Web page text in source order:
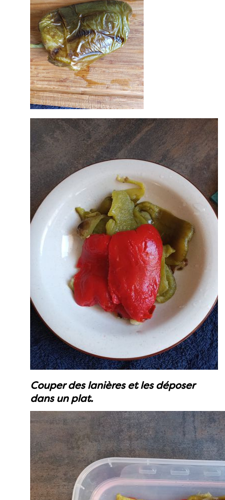
Couper des lanières et les déposer
dans un plat.